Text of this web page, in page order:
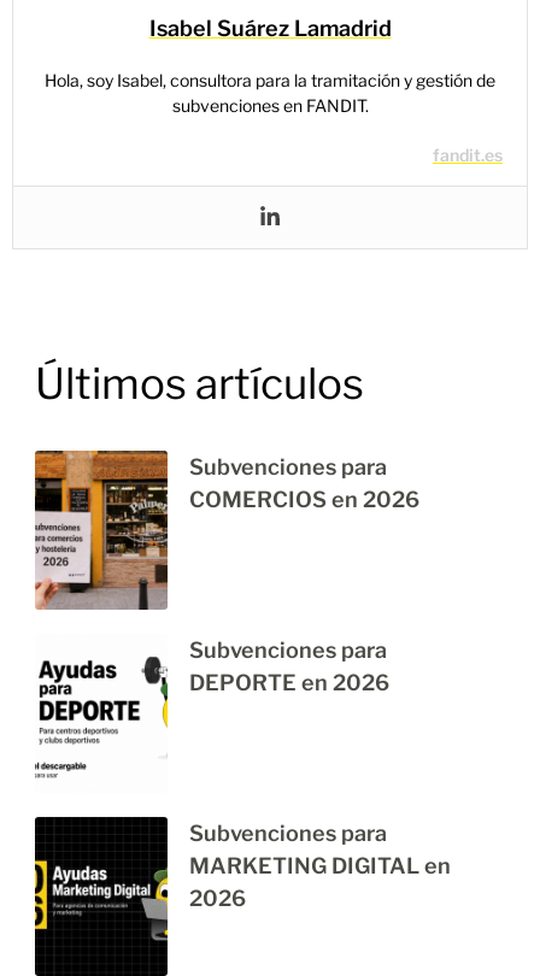
Isabel Suárez Lamadrid
Hola, soy Isabel, consultora para la tramitación y gestión de
subvenciones en FANDIT.
fandit.es
Últimos artículos
Subvenciones para
COMERCIOS en 2026
Subvenciones para
DEPORTE en 2026
Subvenciones para
MARKETING DIGITAL en
2026